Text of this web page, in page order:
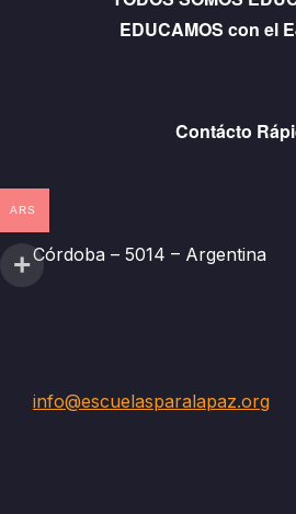
EDUCAMOS con el
Contácto
Córdoba – 5014 – Argentina
info@escuelasparalapaz.org
ARS